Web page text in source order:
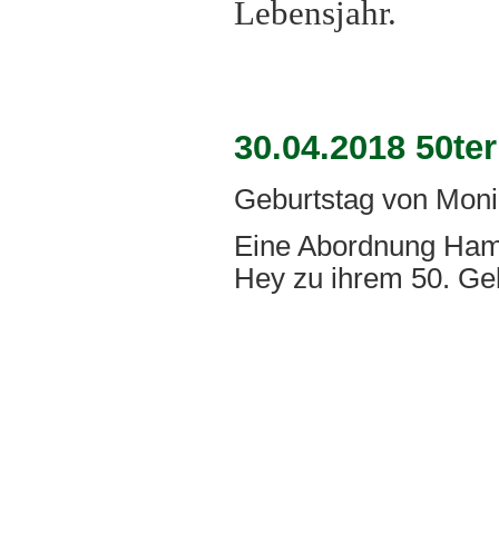
Lebensjahr.
30.04.2018
Geburtstag von
Eine Abordnung
Hey zu ihrem 50.